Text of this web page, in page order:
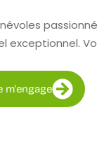
exceptionnel.
m'engage